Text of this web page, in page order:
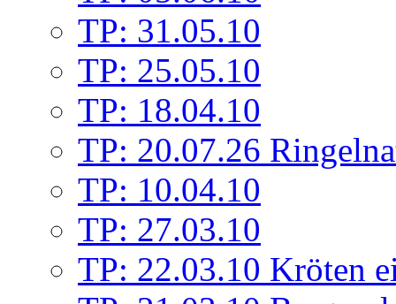
TP: 31.05.10
TP: 25.05.10
TP: 18.04.10
TP: 20.07.26
TP: 10.04.10
TP: 27.03.10
TP: 22.03.10 Kröten